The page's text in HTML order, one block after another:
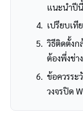
แนะนำปีนี้
เปรียบเ
วิธีติดตั้งก
ต้องพึ่งช่าง
ข้อควรร
วงจรปิด